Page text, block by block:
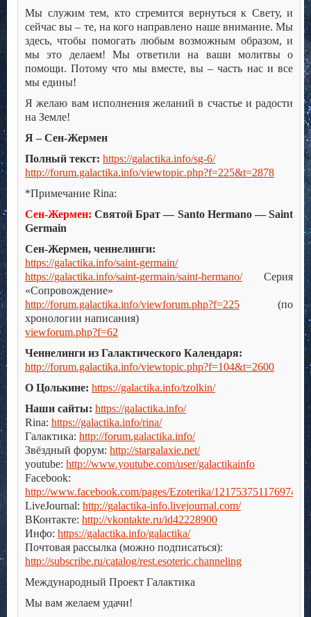
Мы служим тем, кто стремится вернуться к Свету, и
сейчас вы – те, на кого направлено наше внимание. Мы
здесь, чтобы помогать любым возможным образом, и
мы это делаем! Мы ответили на ваши молитвы о
помощи. Потому что мы вместе, вы – часть нас и все
мы едины!
Я желаю вам исполнения желаний в счастье и радости
на Земле!
Я – Сен-Жермен
Полный текст: https://galactika.info/sg-6/
http://forum.galactika.info/viewtopic.php?f=225&t=2878
*Примечание Rina:
Сен-Жермен: Святой Брат — Santo Hermano — Saint
Germain
Сен-Жермен, ченнелинги:
https://galactika.info/saint-germain/
https://galactika.info/saint-germain/saint-hermano/Серия
«Сопровождение»
http://forum.galactika.info/viewforum.php?f=225 (по
хронологии написания)
viewforum.php?f=62
Ченнелинги из Галактического Календаря:
http://forum.galactika.info/viewtopic.php?f=104&t=2600
О Цолькине: https://galactika.info/tzolkin/
Наши сайты: https://galactika.info/
Rina: https://galactika.info/rina/
Галактика: http://forum.galactika.info/
Звёздный форум: http://stargalaxie.net/
youtube: http://www.youtube.com/user/galactikainfo
Facebook:
http://www.facebook.com/pages/Ezoterika/121753751176974
LiveJournal: http://galactika-info.livejournal.com/
ВКонтакте: http://vkontakte.ru/id42228900
Инфо: https://galactika.info/galactika/
Почтовая рассылка (можно подписаться):
http://subscribe.ru/catalog/rest.esoteric.channeling
Международный Проект Галактика
Мы вам желаем удачи!